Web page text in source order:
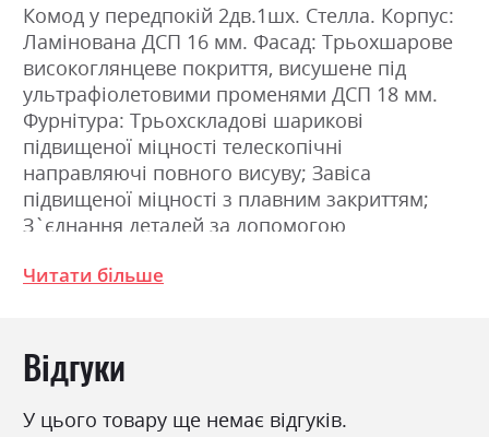
Комод у передпокій 2дв.1шх. Стелла. Корпус:
Ламінована ДСП 16 мм. Фасад: Трьохшарове
високоглянцеве покриття, висушене під
ультрафіолетовими променями ДСП 18 мм.
Фурнітура: Трьохскладові шарикові
підвищеної міцності телескопічні
направляючі повного висуву; Завіса
підвищеної міцності з плавним закриттям;
З`єднання деталей за допомогою
глянець (фасад). Розміри: Ширина: 90.0см,
Фабрика:
Колір (Фасад):
білий глянець
Читати більше
Відгуки
У цього товару ще немає відгуків.